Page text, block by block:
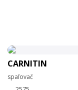
CARNITIN
spaľovač